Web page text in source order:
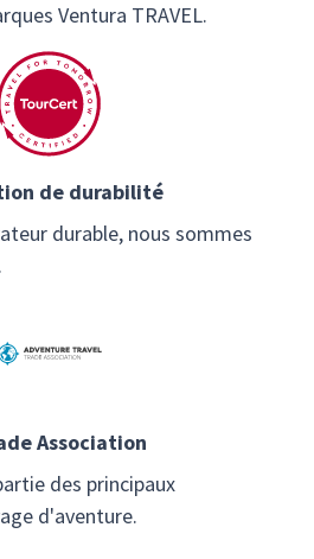
Ventura TRAVEL.
de durabilité
durable, nous sommes
Association
des principaux
d'aventure.